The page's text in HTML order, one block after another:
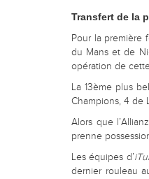
Transfert de la
Pour la première
du Mans et de
opération de
La 13ème plus
Champions, 4 de
Alors que
prenne
Les équipes d’
dernier rouleau